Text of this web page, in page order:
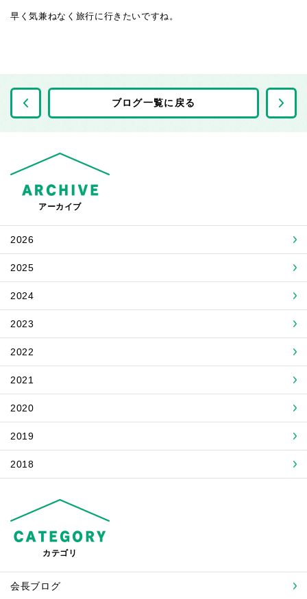
早く気兼ねなく旅行に行きたいですね。
ブログ一覧に戻る
アーカイブ
2026
2025
2024
2023
2022
2021
2020
2019
2018
カテゴリ
会長ブログ